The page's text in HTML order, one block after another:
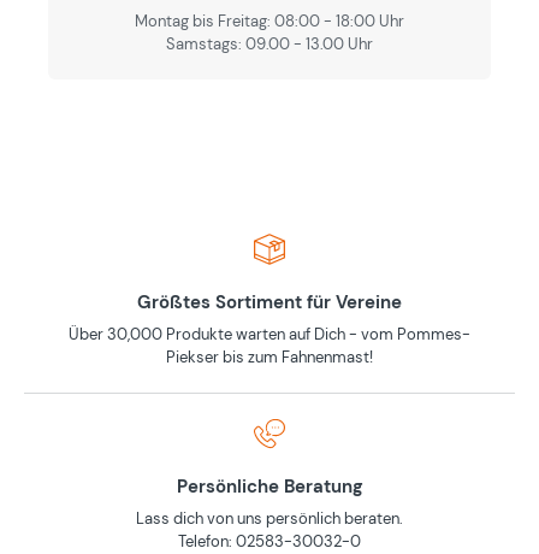
Montag bis Freitag: 08:00 - 18:00 Uhr
Samstags: 09.00 - 13.00 Uhr
Größtes Sortiment für Vereine
Über 30,000 Produkte warten auf Dich - vom Pommes-
Piekser bis zum Fahnenmast!
Persönliche Beratung
Lass dich von uns persönlich beraten.
Telefon: 02583-30032-0